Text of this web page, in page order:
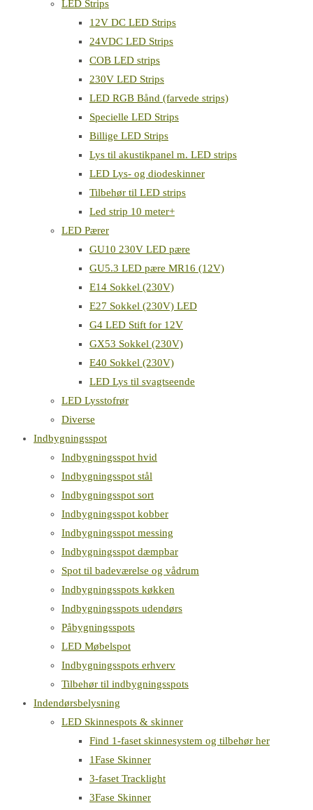
LED Strips
12V DC LED Strips
24VDC LED Strips
COB LED strips
230V LED Strips
LED RGB Bånd (farvede strips)
Specielle LED Strips
Billige LED Strips
Lys til akustikpanel m. LED strips
LED Lys- og diodeskinner
Tilbehør til LED strips
Led strip 10 meter+
LED Pærer
GU10 230V LED pære
GU5.3 LED pære MR16 (12V)
E14 Sokkel (230V)
E27 Sokkel (230V) LED
G4 LED Stift for 12V
GX53 Sokkel (230V)
E40 Sokkel (230V)
LED Lys til svagtseende
LED Lysstofrør
Diverse
Indbygningsspot
Indbygningsspot hvid
Indbygningsspot stål
Indbygningsspot sort
Indbygningsspot kobber
Indbygningsspot messing
Indbygningsspot dæmpbar
Spot til badeværelse og vådrum
Indbygningsspots køkken
Indbygningsspots udendørs
Påbygningsspots
LED Møbelspot
Indbygningsspots erhverv
Tilbehør til indbygningsspots
Indendørsbelysning
LED Skinnespots & skinner
Find 1-faset skinnesystem og tilbehør her
1Fase Skinner
3-faset Tracklight
3Fase Skinner